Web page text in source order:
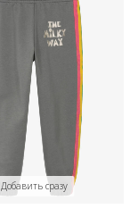
Добавить сразу